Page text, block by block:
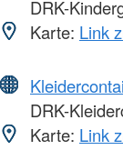
DRK-
Karte: Link
DRK-
Karte: Link